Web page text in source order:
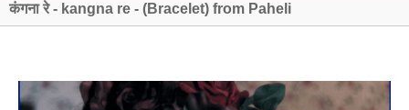
कंगना रे - kangna re - (Bracelet) from Paheli